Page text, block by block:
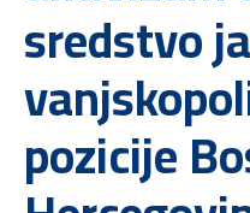
sredstvo
pozicije